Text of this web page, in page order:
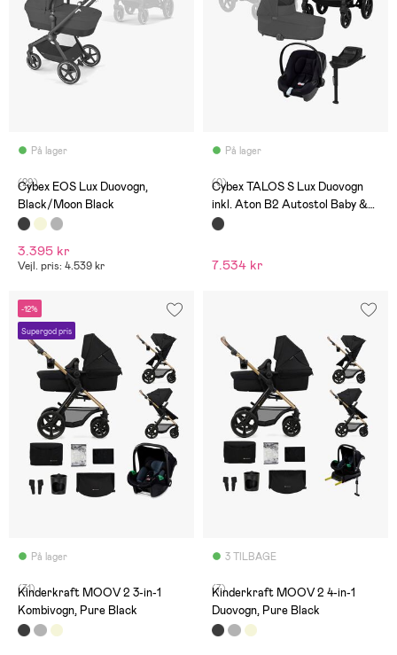
På lager
(29)
Cybex EOS Lux Duovogn,
Black/Moon Black
3.395 kr
Vejl. pris: 4.539 kr
På lager
(0)
Cybex TALOS S Lux Duovogn
inkl. Aton B2 Autostol Baby &
Base, Moon Black
7.534 kr
-12%
Supergod pris
På lager
(31)
Kinderkraft MOOV 2 3-in-1
Kombivogn, Pure Black
3 TILBAGE
(7)
Kinderkraft MOOV 2 4-in-1
Duovogn, Pure Black